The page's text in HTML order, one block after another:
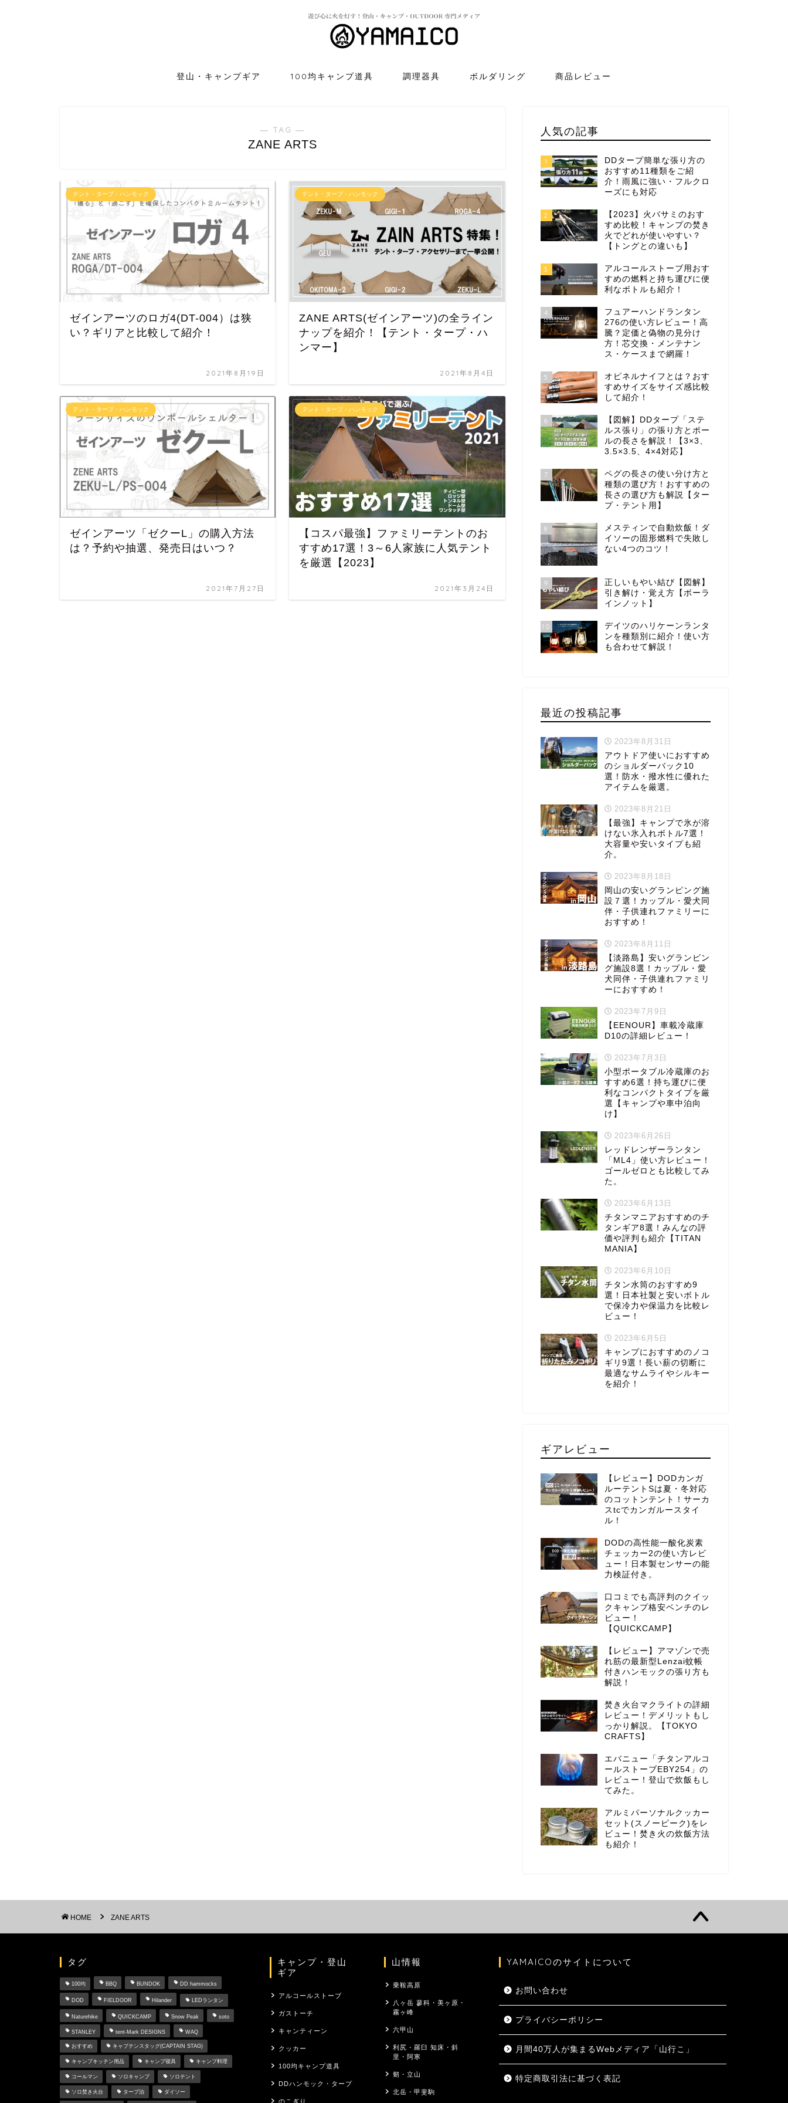
登山・キャンプギア 100均キャンプ道具 調理器具 ボルダリング 商品レビュー
― TAG ―
ZANE ARTS
テント・タープ・ハンモック
ゼインアーツのロガ4(DT-004）は狭
い？ギリアと比較して紹介！
2021年8月19日
テント・タープ・ハンモック
ZANE ARTS(ゼインアーツ)の全ライン
ナップを紹介！【テント・タープ・ハ
ンマー】
2021年8月4日
テント・タープ・ハンモック
ゼインアーツ「ゼクーL」の購入方法
は？予約や抽選、発売日はいつ？
2021年7月27日
テント・タープ・ハンモック
【コスパ最強】ファミリーテントのお
すすめ17選！3～6人家族に人気テント
を厳選【2023】
2021年3月24日
人気の記事
1
DDタープ簡単な張り方の
おすすめ11種類をご紹
介！雨風に強い・フルクロ
ーズにも対応
2
【2023】火バサミのおす
すめ比較！キャンプの焚き
火でどれが使いやすい？
【トングとの違いも】
3
アルコールストーブ用おす
すめの燃料と持ち運びに便
利なボトルも紹介！
4
フュアーハンドランタン
276の使い方レビュー！高
騰？定価と偽物の見分け
方！芯交換・メンテナン
ス・ケースまで網羅！
5
オピネルナイフとは？おす
すめサイズをサイズ感比較
して紹介！
6
【図解】DDタープ「ステ
ルス張り」の張り方とポー
ルの長さを解説！【3×3、
3.5×3.5、4×4対応】
7
ペグの長さの使い分け方と
種類の選び方！おすすめの
長さの選び方も解説【ター
プ・テント用】
8
メスティンで自動炊飯！ダ
イソーの固形燃料で失敗し
ない4つのコツ！
9
正しいもやい結び【図解】
引き解け・覚え方【ボーラ
インノット】
10
デイツのハリケーンランタ
ンを種類別に紹介！使い方
も合わせて解説！
最近の投稿記事
2023年8月31日
アウトドア使いにおすすめ
のショルダーバック10
選！防水・撥水性に優れた
アイテムを厳選。
2023年8月21日
【最強】キャンプで氷が溶
けない氷入れボトル7選！
大容量や安いタイプも紹
介。
2023年8月18日
岡山の安いグランピング施
設７選！カップル・愛犬同
伴・子供連れファミリーに
おすすめ！
2023年8月11日
【淡路島】安いグランピン
グ施設8選！カップル・愛
犬同伴・子供連れファミリ
ーにおすすめ！
2023年7月9日
【EENOUR】車載冷蔵庫
D10の詳細レビュー！
2023年7月3日
小型ポータブル冷蔵庫のお
すすめ6選！持ち運びに便
利なコンパクトタイプを厳
選【キャンプや車中泊向
け】
2023年6月26日
レッドレンザーランタン
「ML4」使い方レビュー！
ゴールゼロとも比較してみ
た。
2023年6月13日
チタンマニアおすすめのチ
タンギア8選！みんなの評
価や評判も紹介【TITAN
MANIA】
2023年6月10日
チタン水筒のおすすめ9
選！日本社製と安いボトル
で保冷力や保温力を比較レ
ビュー！
2023年6月5日
キャンプにおすすめのノコ
ギリ9選！長い薪の切断に
最適なサムライやシルキー
を紹介！
ギアレビュー
【レビュー】DODカンガ
ルーテントSは夏・冬対応
のコットンテント！サーカ
スtcでカンガルースタイ
ル！
DODの高性能一酸化炭素
チェッカー2の使い方レビ
ュー！日本製センサーの能
力検証付き。
口コミでも高評判のクイッ
クキャンプ格安ベンチのレ
ビュー！
【QUICKCAMP】
【レビュー】アマゾンで売
れ筋の最新型Lenzai蚊帳
付きハンモックの張り方も
解説！
焚き火台マクライトの詳細
レビュー！デメリットもし
っかり解説。【TOKYO
CRAFTS】
エバニュー「チタンアルコ
ールストーブEBY254」の
レビュー！登山で炊飯もし
てみた。
アルミパーソナルクッカー
セット(スノーピーク)をレ
ビュー！焚き火の炊飯方法
も紹介！
HOME ZANE ARTS
タグ
100均 BBQ BUNDOK DD hammocks
DOD FIELDOOR Hilander LEDランタン
Naturehike QUICKCAMP Snow Peak soto
STANLEY tent-Mark DESIGNS WAQ
おすすめ キャプテンスタッグ(CAPTAIN STAG)
キャンプキッチン用品 キャンプ寝具 キャンプ料理
コールマン ソロキャンプ ソロテント
ソロ焚き火台 タープ泊 ダイソー
キャンプ・登山
ギア
アルコールストーブ
ガストーチ
キャンティーン
クッカー
100均キャンプ道具
DDハンモック・タープ
のこぎり
山情報
乗鞍高原
八ヶ岳 蓼科・美ヶ原・
霧ヶ峰
六甲山
利尻・羅臼 知床・斜
里・阿寒
剱・立山
北岳・甲斐駒
YAMAICOのサイトについて
お問い合わせ
プライバシーポリシー
月間40万人が集まるWebメディア「山行こ」
特定商取引法に基づく表記